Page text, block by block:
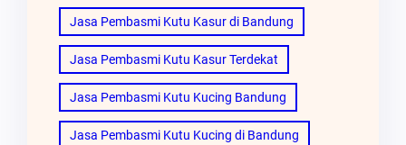
Jasa Pembasmi Kutu Kasur di Bandung
Jasa Pembasmi Kutu Kasur Terdekat
Jasa Pembasmi Kutu Kucing Bandung
Jasa Pembasmi Kutu Kucing di Bandung